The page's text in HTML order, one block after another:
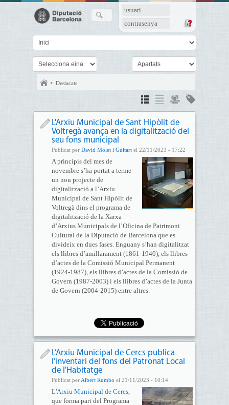
usuari
contrasenya
Destacats
L'Arxiu Municipal de Sant Hipòlit de
Voltregà avança en la digitalització del
seu fons municipal
Publicat per David Molet i Guitartel 22/11/2023 - 17:22
A principis del mes de
novembre s’ha portat a terme
un nou projecte de
digitalització a l’Arxiu
Municipal de Sant Hipòlit de
Voltregà dins el programa de
digitalització de la Xarxa
d’Arxius Municipals de l’Oficina de Patrimoni
Cultural de la Diputació de Barcelona que es
divideix en dues fases. Enguany s’han digitalitzat
els llibres d’amillarament (1861-1940), els llibres
d’actes de la Comissió Municipal Permanent
(1924-1987), els llibres d’actes de la Comissió de
Govern (1987-2003) i els llibres d’actes de la Junta
de Govern (2004-2015) entre altres.
L’Arxiu Municipal de Cercs publica
l’inventari del fons del Patronat Local
de l'Habitatge
Publicat per Albert Rumbo el 21/11/2023 - 10:14
L'Arxiu Municipal de Cercs,
que forma part del Programa